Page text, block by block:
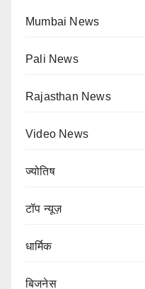
Mumbai News
Pali News
Rajasthan News
Video News
ज्योतिष
टॉप न्यूज़
धार्मिक
बिजनेस